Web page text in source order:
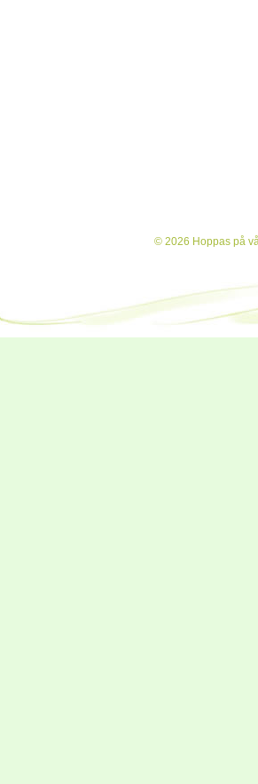
© 2026 Hoppas på